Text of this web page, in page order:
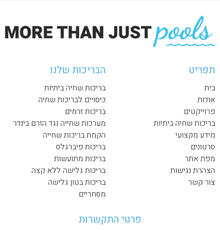
תפריט
בית
אודות
פרוייקטים
בריכות שחיה ביתיות
מידע מקצועי
סרטונים
מפת אתר
הצהרת נגישות
צור קשר
הבריכות שלנו
בריכות שחיה ביתיות
כיסויים לבריכות שחיה
בריכות זרמים
מערכות שחייה נגד הזרם בינדר
הקמת בריכות שחייה
בריכות פיברגלס
בריכות מתועשות
בריכות גלישה ללא קצה
בריכות בטון גלישה
מסחריים
פרטי התקשרות